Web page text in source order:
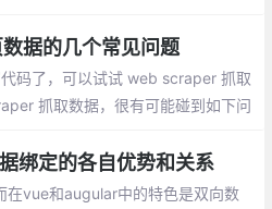
据的几个常见问题
码了，可以试试 web scraper 抓取
抓取数据，很有可能碰到如下问
绑定的各自优势和关系
vue和augular中的特色是双向数